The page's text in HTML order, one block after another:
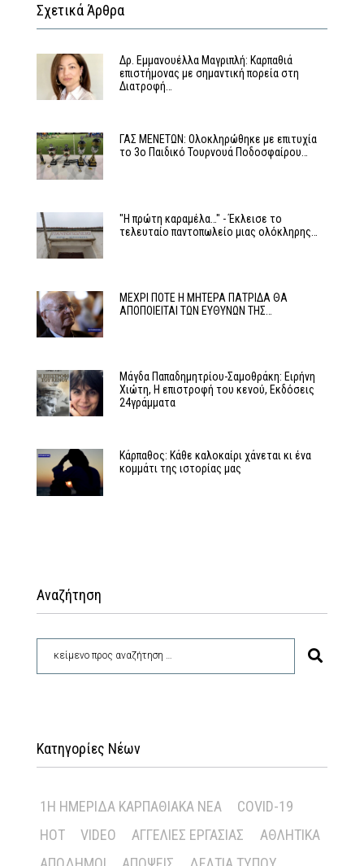
Σχετικά Άρθρα
Δρ. Εμμανουέλλα Μαγριπλή: Καρπαθιά
επιστήμονας με σημαντική πορεία στη
Διατροφή…
ΓΑΣ ΜΕΝΕΤΩΝ: Ολοκληρώθηκε με επιτυχία
το 3ο Παιδικό Τουρνουά Ποδοσφαίρου…
"Η πρώτη καραμέλα…" - Έκλεισε το
τελευταίο παντοπωλείο μιας ολόκληρης…
ΜΕΧΡΙ ΠΟΤΕ Η ΜΗΤΕΡΑ ΠΑΤΡΙΔΑ ΘΑ
ΑΠΟΠΟΙΕΙΤΑΙ ΤΩΝ ΕΥΘΥΝΩΝ ΤΗΣ…
Μάγδα Παπαδημητρίου-Σαμοθράκη: Ειρήνη
Χιώτη, Η επιστροφή του κενού, Εκδόσεις
24γράμματα
Κάρπαθος: Κάθε καλοκαίρι χάνεται κι ένα
κομμάτι της ιστορίας μας
Αναζήτηση
Κατηγορίες Νέων
1Η ΗΜΕΡΊΔΑ ΚΑΡΠΑΘΙΑΚΆ ΝΈΑ
COVID-19
HOT
VIDEO ΑΓΓΕΛΊΕΣ ΕΡΓΑΣΊΑΣ
ΑΘΛΗΤΙΚΆ